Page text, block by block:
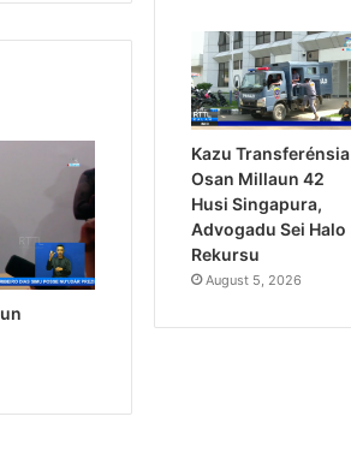
Kazu Transferénsia
Osan Millaun 42
Husi Singapura,
Advogadu Sei Halo
Rekursu
August 5, 2026